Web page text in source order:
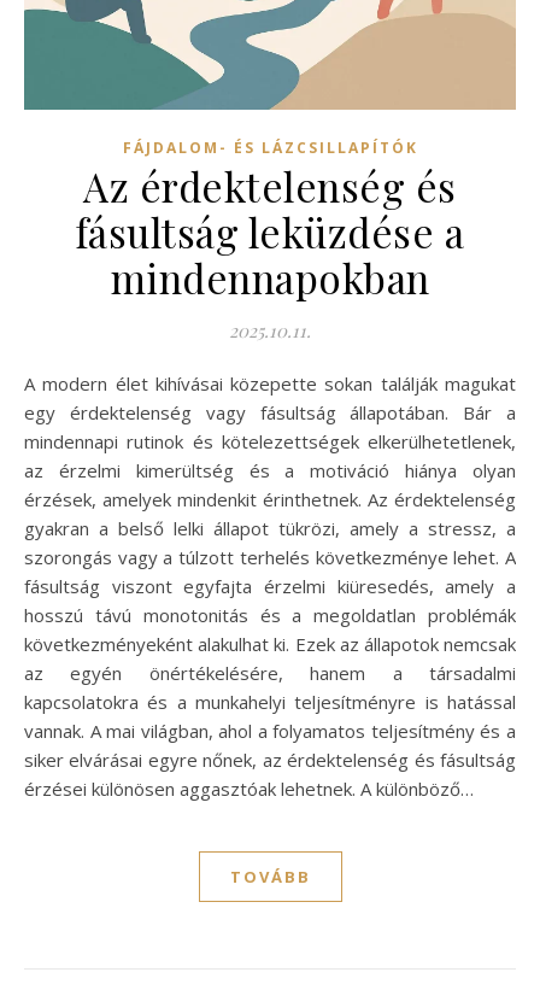
FÁJDALOM- ÉS LÁZCSILLAPÍTÓK
Az érdektelenség és
fásultság leküzdése a
mindennapokban
2025.10.11.
A modern élet kihívásai közepette sokan találják magukat
egy érdektelenség vagy fásultság állapotában. Bár a
mindennapi rutinok és kötelezettségek elkerülhetetlenek,
az érzelmi kimerültség és a motiváció hiánya olyan
érzések, amelyek mindenkit érinthetnek. Az érdektelenség
gyakran a belső lelki állapot tükrözi, amely a stressz, a
szorongás vagy a túlzott terhelés következménye lehet. A
fásultság viszont egyfajta érzelmi kiüresedés, amely a
hosszú távú monotonitás és a megoldatlan problémák
következményeként alakulhat ki. Ezek az állapotok nemcsak
az egyén önértékelésére, hanem a társadalmi
kapcsolatokra és a munkahelyi teljesítményre is hatással
vannak. A mai világban, ahol a folyamatos teljesítmény és a
siker elvárásai egyre nőnek, az érdektelenség és fásultság
érzései különösen aggasztóak lehetnek. A különböző…
TOVÁBB